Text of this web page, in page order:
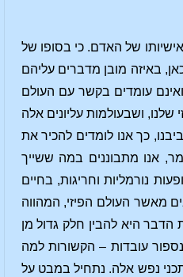
של האדם. כי בסופו של
באיזה מובן מדברים עליהם
עומדים בקשר עם העולם
ושבעולמות עליונים אלה
כך אנו לומדים להכיר את
אנו מתבוננים במה ששייך
נורמליות וחריגות, בחיים
מאשר העולם הפיזי, המהווה
היא להבין חלק גדול מן
עובדות – הקשורות למה
נפש אלה. נתחיל במבט על